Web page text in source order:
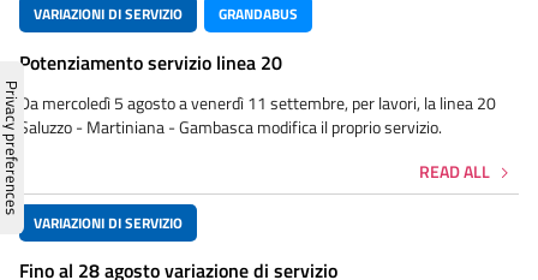
VARIAZIONI DI SERVIZIO GRANDABUS
Potenziamento servizio linea 20
Da mercoledì 5 agosto a venerdì 11 settembre, per lavori, la linea 20
Saluzzo - Martiniana - Gambasca modifica il proprio servizio.
READ ALL
VARIAZIONI DI SERVIZIO
Fino al 28 agosto variazione di servizio